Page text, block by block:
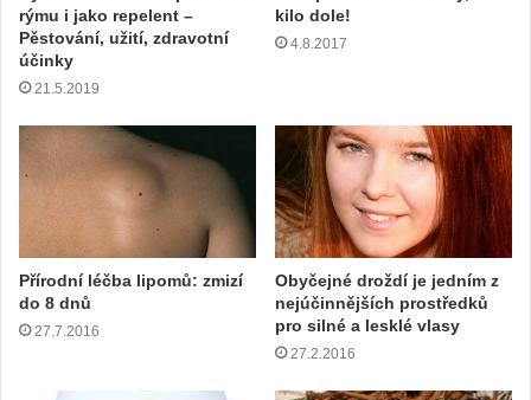
i
l
o
v
a
u
rýmu i jako repelent –
Pěstování, užití, zdravotní
účinky
21.5.2019
kilo dole!
4.8.2017
Přírodní léčba lipomů: zmizí
do 8 dnů
27.7.2016
Obyčejné droždí je jedním z
nejúčinnějších prostředků
pro silné a lesklé vlasy
27.2.2016